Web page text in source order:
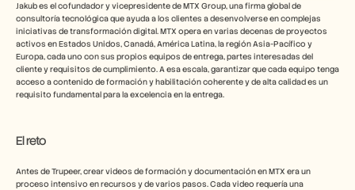
Jakub es el cofundador y vicepresidente de MTX Group, una firma global de
consultoría tecnológica que ayuda a los clientes a desenvolverse en complejas
iniciativas de transformación digital. MTX opera en varias decenas de proyectos
activos en Estados Unidos, Canadá, América Latina, la región Asia-Pacífico y
Europa, cada uno con sus propios equipos de entrega, partes interesadas del
cliente y requisitos de cumplimiento. A esa escala, garantizar que cada equipo tenga
acceso a contenido de formación y habilitación coherente y de alta calidad es un
requisito fundamental para la excelencia en la entrega.
El reto
Antes de Trupeer, crear videos de formación y documentación en MTX era un
proceso intensivo en recursos y de varios pasos. Cada video requería una